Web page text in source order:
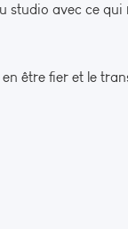
studio avec ce
être fier et le